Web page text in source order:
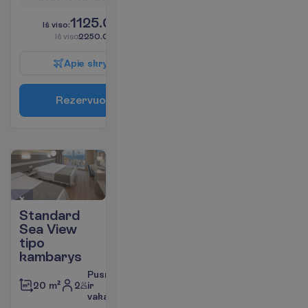
Iš viso:1125.00
Iš viso2250.00
Apie skry
Rezervuo
Standard
Sea View
tipo
kambarys
20 m² 2
Pusryčiai
ir
vakarienė